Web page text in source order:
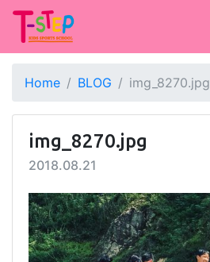
Home BLOG img_8270.jpg
img_8270.jpg
2018.08.21